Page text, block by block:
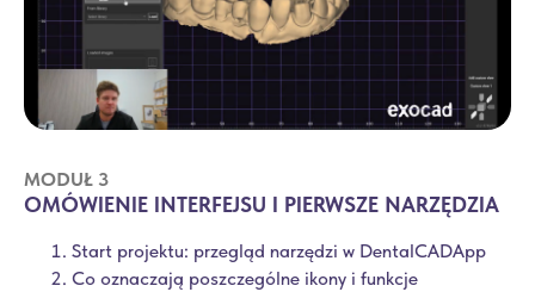
MODUŁ 3
OMÓWIENIE INTERFEJSU I PIERWSZE NARZĘDZIA
Start projektu: przegląd narzędzi w DentalCADApp
Co oznaczają poszczególne ikony i funkcje